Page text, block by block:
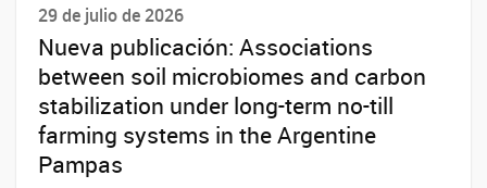
29 de julio de 2026
Nueva publicación: Associations
between soil microbiomes and carbon
stabilization under long-term no-till
farming systems in the Argentine
Pampas